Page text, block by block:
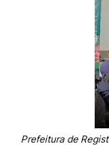
Prefeitura de